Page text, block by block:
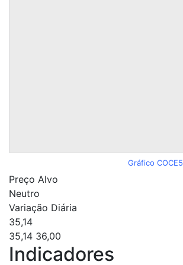
Gráfico COCE5
Preço Alvo
Neutro
Variação Diária
35,14
35,14 36,00
Indicadores